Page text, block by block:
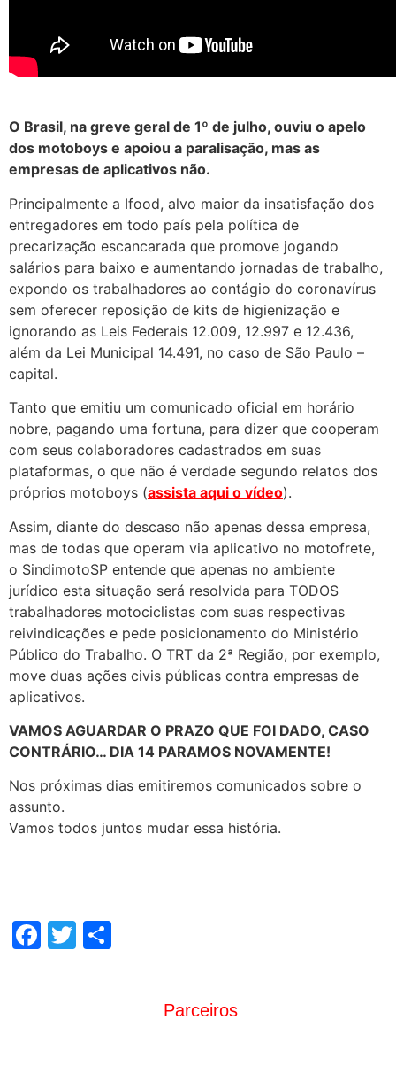
O Brasil, na greve geral de 1º de julho, ouviu o apelo
dos motoboys e apoiou a paralisação, mas as
empresas de aplicativos não.
Principalmente a Ifood, alvo maior da insatisfação dos
entregadores em todo país pela política de
precarização escancarada que promove jogando
salários para baixo e aumentando jornadas de trabalho,
expondo os trabalhadores ao contágio do coronavírus
sem oferecer reposição de kits de higienização e
ignorando as Leis Federais 12.009, 12.997 e 12.436,
além da Lei Municipal 14.491, no caso de São Paulo –
capital.
Tanto que emitiu um comunicado oficial em horário
nobre, pagando uma fortuna, para dizer que cooperam
com seus colaboradores cadastrados em suas
plataformas, o que não é verdade segundo relatos dos
próprios motoboys (assista aqui o vídeo).
Assim, diante do descaso não apenas dessa empresa,
mas de todas que operam via aplicativo no motofrete,
o SindimotoSP entende que apenas no ambiente
jurídico esta situação será resolvida para TODOS
trabalhadores motociclistas com suas respectivas
reivindicações e pede posicionamento do Ministério
Público do Trabalho. O TRT da 2ª Região, por exemplo,
move duas ações civis públicas contra empresas de
aplicativos.
VAMOS AGUARDAR O PRAZO QUE FOI DADO, CASO
CONTRÁRIO… DIA 14 PARAMOS NOVAMENTE!
Nos próximas dias emitiremos comunicados sobre o
assunto.
Vamos todos juntos mudar essa história.
Facebook
Twitter
Parceiros